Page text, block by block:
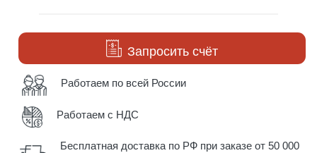
Запросить счёт
Работаем по всей России
Работаем с НДС
Бесплатная доставка по РФ при заказе от 50 000